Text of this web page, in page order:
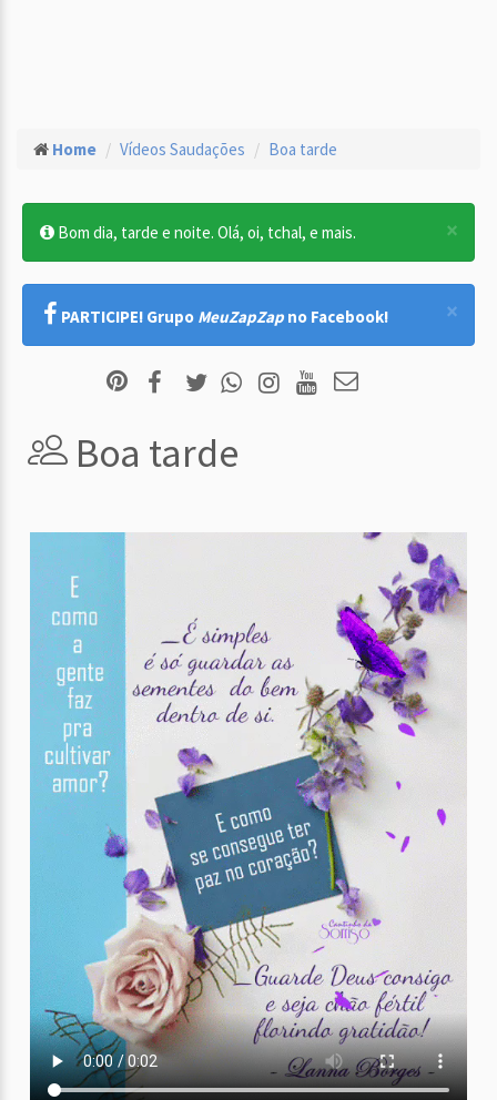
Home Vídeos Saudações Boa tarde
×
Bom dia, tarde e noite. Olá, oi, tchal, e mais.
×
PARTICIPE! Grupo MeuZapZap no Facebook!
Boa tarde